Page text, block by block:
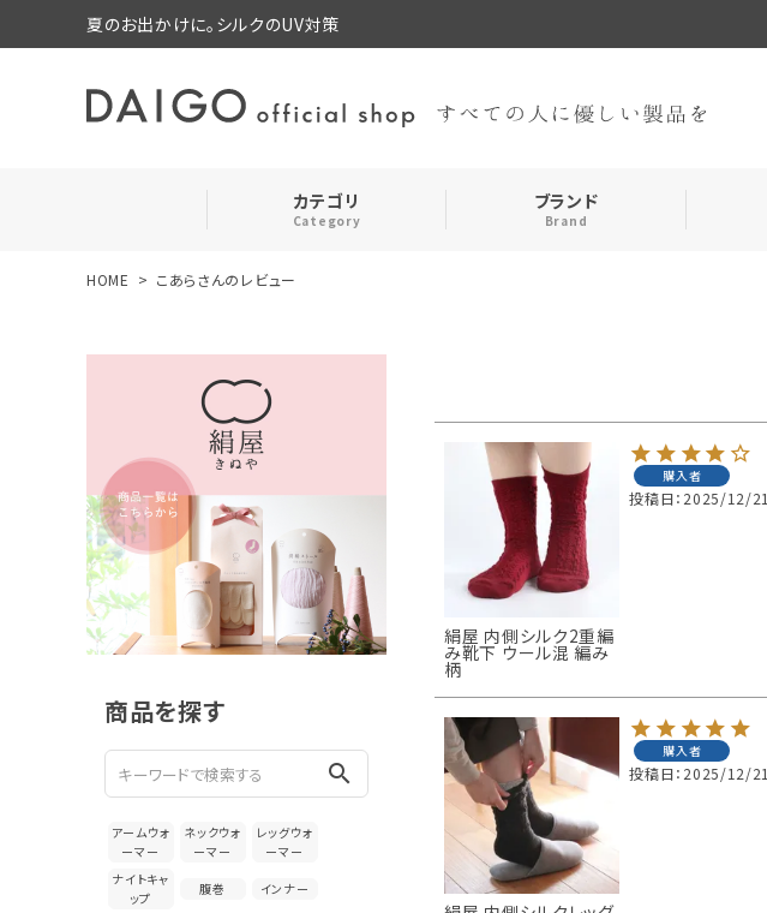
夏のお出かけに。シルクのUV対策
カテゴリ
Category
メンズ
食品
ブランド
Brand
お気に入り
新着＆再入荷商品
カテゴリーから探す
ギフトを探す
ブランドから探す
HOME こあらさんのレビュー
商品を探す
search
アームウォ
ーマー
ネックウォ
ーマー
レッグウォ
ーマー
ナイトキャ
ップ
腹巻 インナー
絹屋 内側シルク2重編
み靴下 ウール混 編み
柄
購入者
投稿日 2025/12/21
購入者
投稿日 2025/12/21